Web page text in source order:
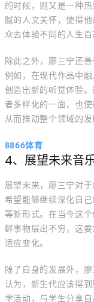
的时候，则又是一种
腻的人文关怀，使得
众去体验不同的人生百
除此之外，廖三宁还
例如，在现代作品中
创造出新的听觉体验
者多样化的一面，也
从而推动整个领域的发
8866体育
4、展望未来音
展望未来，廖三宁对
希望能够继续深化自
等新形式。在当今这
鲜事物层出不穷，这
适应变化。
除了自身的发展外，
认为，新生代应该得
学活动，与学生分享